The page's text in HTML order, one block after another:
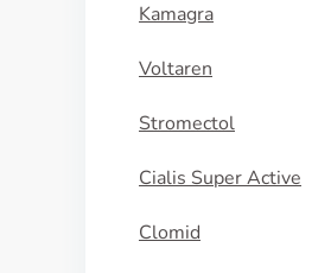
Kamagra
Voltaren
Stromectol
Cialis Super Active
Clomid